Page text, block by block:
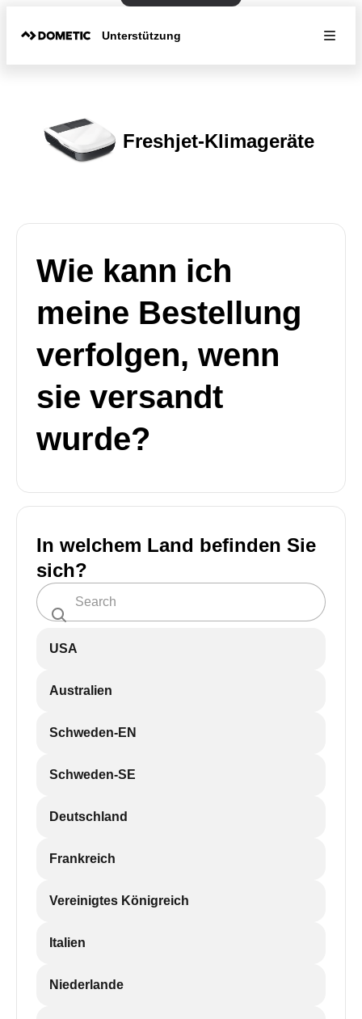
Unterstützung
Freshjet-Klimageräte
Wie kann ich
meine Bestellung
verfolgen, wenn
sie versandt
wurde?
In welchem Land befinden Sie
sich?
USA
Australien
Schweden-EN
Schweden-SE
Deutschland
Frankreich
Vereinigtes Königreich
Italien
Niederlande